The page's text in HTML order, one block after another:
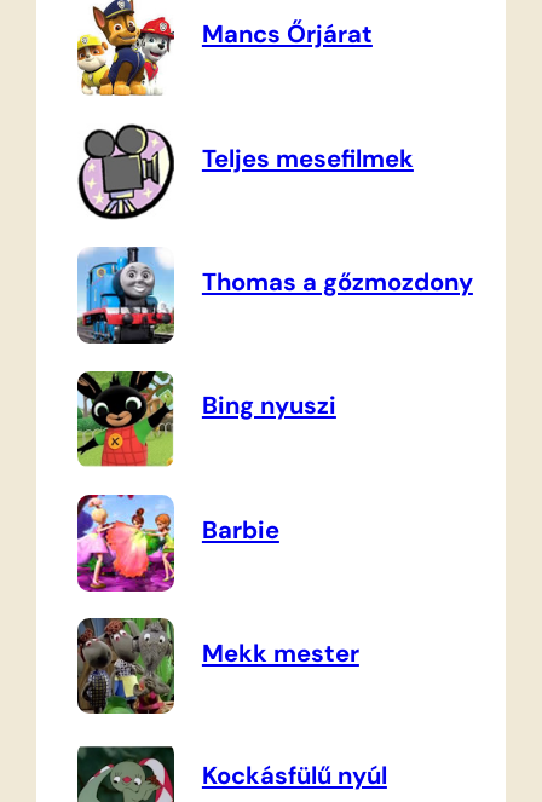
Mancs Őrjárat
Teljes mesefilmek
Thomas a gőzmozdony
Bing nyuszi
Barbie
Mekk mester
Kockásfülű nyúl